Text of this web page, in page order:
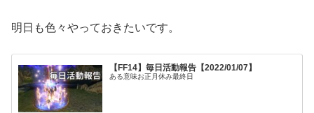
明日も色々やっておきたいです。
【FF14】毎日活動報告【2022/01/07】
ある意味お正月休み最終日